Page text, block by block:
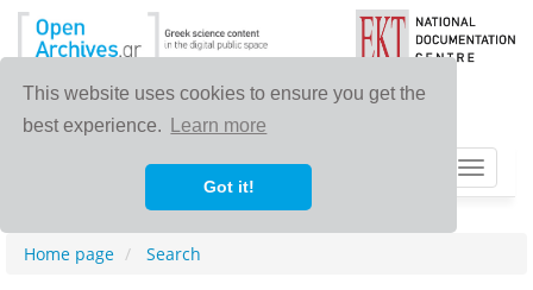
This website uses cookies to ensure you get the
best experience.
Learn more
Got it!
Toggle
Home page Search